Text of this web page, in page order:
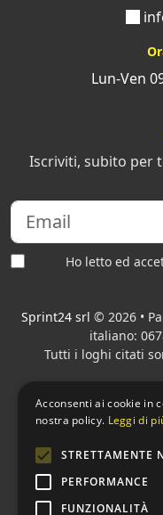
Lun-Ven
Iscriviti, subito per
Ho letto ed
Sprint24 srl © 2026 •
italiano:
Tutti i loghi citati
Acconsenti ai cookie in
nostra policy. Leggi di
STRETTAMENTE
PERFORMANCE
FUNZIONALITÀ